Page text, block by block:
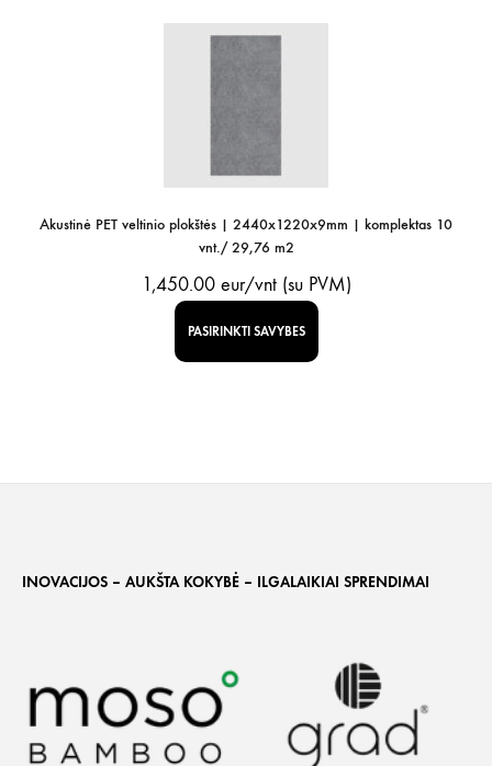
Akustinė PET veltinio plokštės | 2440x1220x9mm | komplektas 10
vnt./ 29,76 m2
1,450.00 eur/vnt (su PVM)
PASIRINKTI SAVYBES
INOVACIJOS – AUKŠTA KOKYBĖ – ILGALAIKIAI SPRENDIMAI